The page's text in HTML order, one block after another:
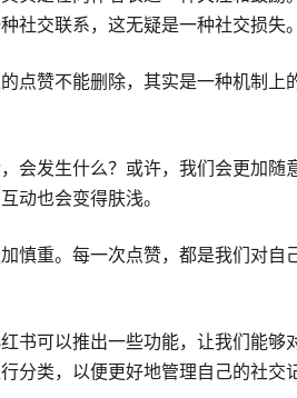
社交联系，这无疑是一种社交损失。
点赞不能删除，其实是一种机制上
会发生什么？或许，我们会更加随
动也会变得肤浅。
慎重。每一次点赞，都是我们对自
书可以推出一些功能，让我们能够
分类，以便更好地管理自己的社交